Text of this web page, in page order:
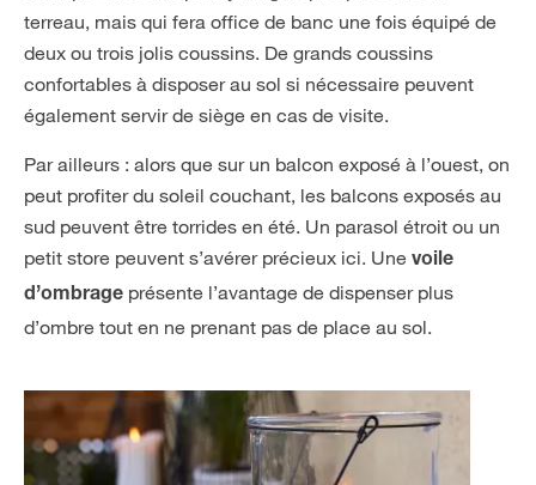
terreau, mais qui fera office de banc une fois équipé de
deux ou trois jolis coussins. De grands coussins
confortables à disposer au sol si nécessaire peuvent
également servir de siège en cas de visite.
Par ailleurs : alors que sur un balcon exposé à l’ouest, on
peut profiter du soleil couchant, les balcons exposés au
sud peuvent être torrides en été. Un parasol étroit ou un
petit store peuvent s’avérer précieux ici. Une voile
d’ombrage présente l’avantage de dispenser plus
d’ombre tout en ne prenant pas de place au sol.